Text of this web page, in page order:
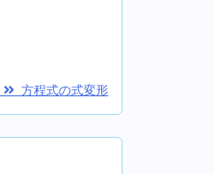
方程式の式変形